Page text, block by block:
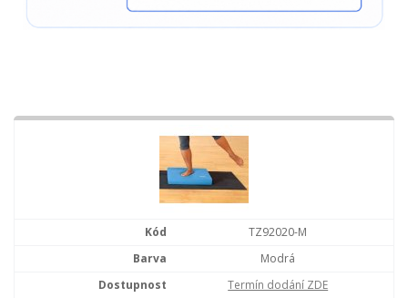
TZ92020-M
Modrá
Termín dodání ZDE